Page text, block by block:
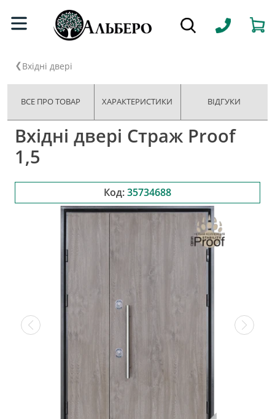
Вхідні двері
ВСЕ ПРО ТОВАР ХАРАКТЕРИСТИКИ ВІДГУКИ
Вхідні двері Страж Proof
1,5
Код:35734688